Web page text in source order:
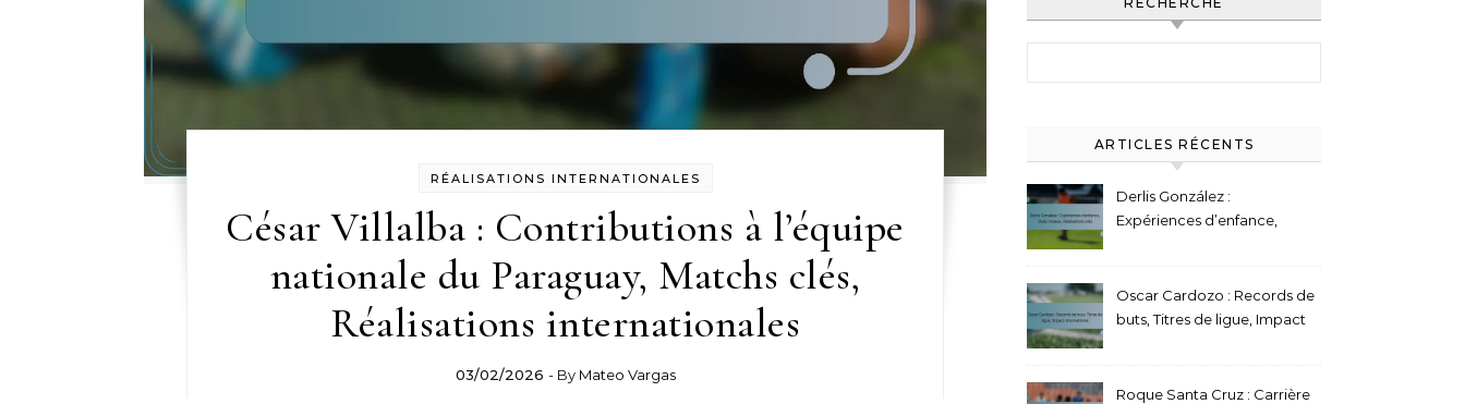
RÉALISATIONS INTERNATIONALES
César Villalba : Contributions à l’équipe
nationale du Paraguay, Matchs clés,
Réalisations internationales
03/02/2026 - By Mateo Vargas
ARTICLES RÉCENTS
Derlis González :
Expériences d’enfance,
Oscar Cardozo : Records de
buts, Titres de ligue, Impact
Roque Santa Cruz : Carrière